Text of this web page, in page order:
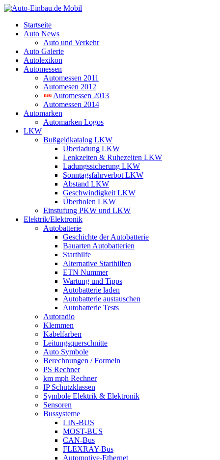
Startseite
Auto News
Auto und Verkehr
Auto Galerie
Autolexikon
Automessen
Automessen 2011
Automesen 2012
Automessen 2013
Automessen 2014
Automarken
Automarken Logos
LKW
Bußgeldkatalog LKW
Überladung LKW
Lenkzeiten & Ruhezeiten LKW
Ladungssicherung LKW
Sonntagsfahrverbot LKW
Abstand LKW
Geschwindigkeit LKW
Überholen LKW
Einstufung PKW und LKW
Elektrik/Elektronik
Autobatterie
Geschichte der Autobatterie
Bauarten Autobatterien
Starthilfe
Alternative Starthilfen
ETN Nummer
Wartung und Tipps
Autobatterie laden
Autobatterie austauschen
Autobatterie Tests
Autoradio
Klemmen
Kabelfarben
Leitungsquerschnitte
Auto Symbole
Berechnungen / Formeln
PS Rechner
km mph Rechner
IP Schutzklassen
Symbole Elektrik & Elektronik
Sensoren
Bussysteme
LIN-BUS
MOST-BUS
CAN-Bus
FLEXRAY-Bus
Automotive-Ethernet